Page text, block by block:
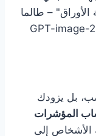
– طالما
يمكنك وصفها باللغة، فمن المرجح أن GPT-image-2
بل يزودك
المؤشرات
الأشخاص إلى